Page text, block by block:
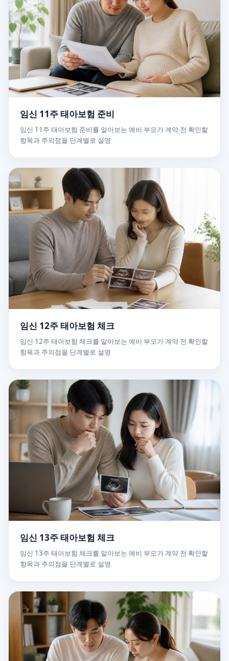
임신 11주 태아보험 준비
임신 11주 태아보험 준비를 알아보는 예비 부모가 계약 전 확인할
항목과 주의점을 단계별로 설명
임신 12주 태아보험 체크
임신 12주 태아보험 체크를 알아보는 예비 부모가 계약 전 확인할
항목과 주의점을 단계별로 설명
임신 13주 태아보험 체크
임신 13주 태아보험 체크를 알아보는 예비 부모가 계약 전 확인할
항목과 주의점을 단계별로 설명